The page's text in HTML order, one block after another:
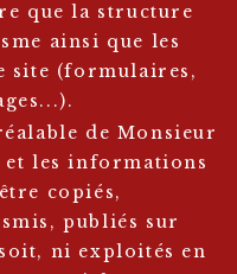
que la structure
ainsi que les
site (formulaires,
de Monsieur
et les informations
copiés,
publiés sur
ni exploités en